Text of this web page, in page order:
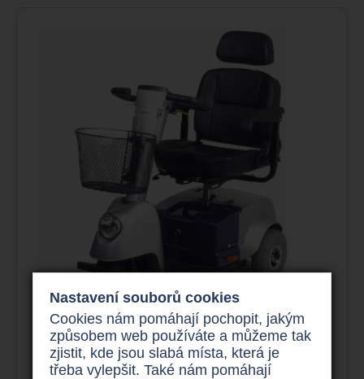
Invalidní elektro tříkolka
Fortress Calypso
Nastavení souborů cookies
Cookies nám pomáhají pochopit, jakým
způsobem web používáte a můžeme tak
zjistit, kde jsou slabá místa, která je
třeba vylepšit. Také nám pomáhají